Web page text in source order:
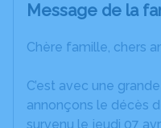
Message de la
Chère famille, chers
C’est avec une
annonçons le décès
survenu le jeudi 07